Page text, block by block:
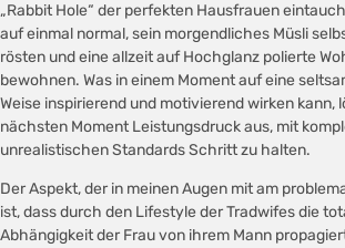
„Rabbit Hole“ der perfekten Hausfrauen
auf einmal normal, sein morgendliches Müsli
rösten und eine allzeit auf Hochglanz polierte
bewohnen. Was in einem Moment auf eine
Weise inspirierend und motivierend wirken kann,
nächsten Moment Leistungsdruck aus, mit
unrealistischen Standards Schritt zu halten.
Der Aspekt, der in meinen Augen mit am
ist, dass durch den Lifestyle der Tradwifes die
Abhängigkeit der Frau von ihrem Mann